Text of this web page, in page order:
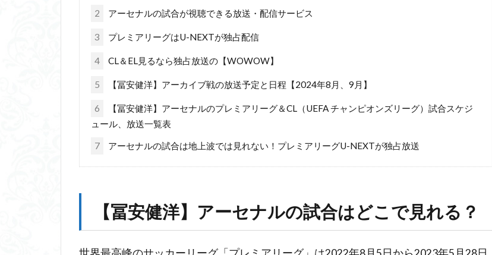
2 アーセナルの試合が視聴できる放送・配信サービス
3 プレミアリーグはU-NEXTが独占配信
4 CL＆EL見るなら独占放送の【WOWOW】
5 【冨安健洋】アーカイブ戦の放送予定と日程【2024年8月、9月】
6
【冨安健洋】アーセナルのプレミアリーグ＆CL（UEFA チャンピオンズリーグ）試合スケジ
ュール、放送一覧表
7 アーセナルの試合は地上波では見れない！プレミアリーグU-NEXTが独占放送
【冨安健洋】アーセナルの試合はどこで見れる？